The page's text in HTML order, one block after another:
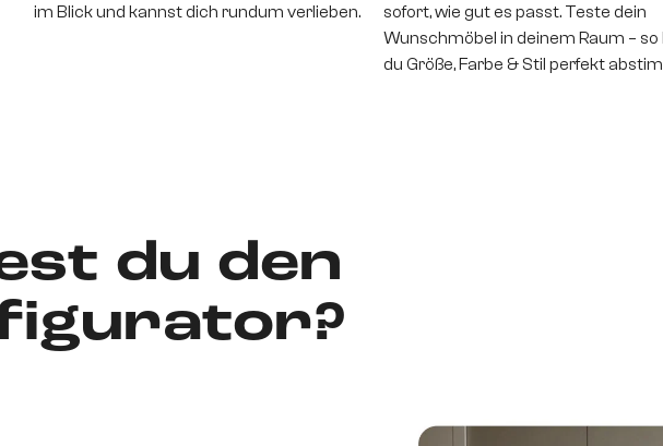
im Blick und kannst dich rundum verlieben.
sofort, wie gut es passt. Teste dein
Wunschmöbel in deinem Raum –
du Größe, Farbe & Stil perfekt
du den